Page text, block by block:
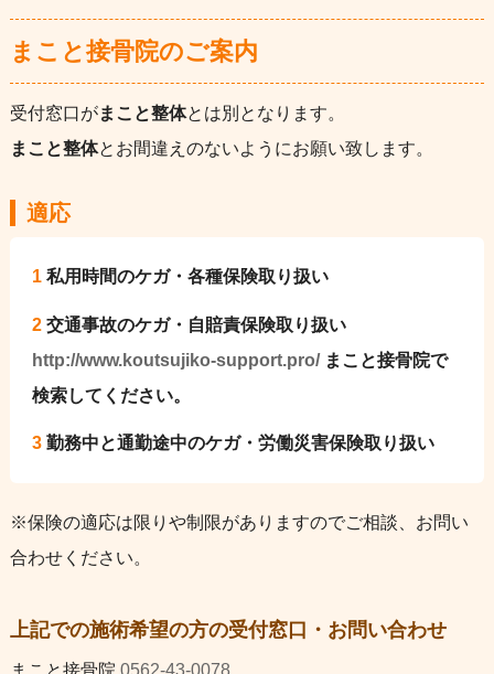
まこと接骨院のご案内
受付窓口がまこと整体とは別となります。
まこと整体とお間違えのないようにお願い致します。
適応
1私用時間のケガ・各種保険取り扱い
2交通事故のケガ・自賠責保険取り扱い
http://www.koutsujiko-support.pro/まこと接骨院で
検索してください。
3勤務中と通勤途中のケガ・労働災害保険取り扱い
※保険の適応は限りや制限がありますのでご相談、お問い
合わせください。
上記での施術希望の方の受付窓口・お問い合わせ
まこと接骨院 0562-43-0078